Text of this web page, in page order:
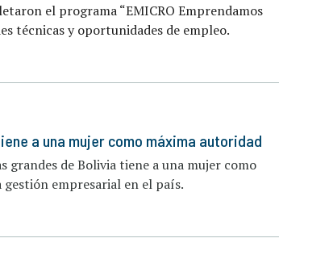
el programa “EMICRO Emprendamos
técnicas y oportunidades de empleo.
a una mujer como máxima autoridad
grandes de Bolivia tiene a una mujer como
gestión empresarial en el país.